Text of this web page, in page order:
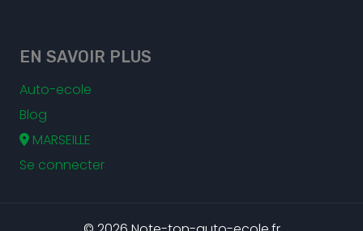
EN SAVOIR PLUS
Auto-ecole
Blog
MARSEILLE
Se connecter